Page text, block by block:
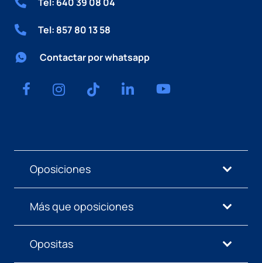
Tel: 857 80 13 58
Contactar por whatsapp
Oposiciones
Más que oposiciones
Opositas